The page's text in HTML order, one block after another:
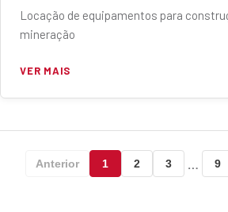
Locação de equipamentos para
mineração
VER MAIS
Anterior 1 2 3 9